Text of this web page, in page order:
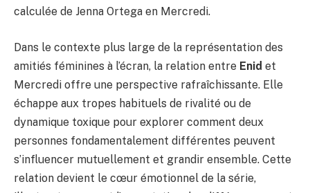
calculée de Jenna Ortega en Mercredi.
Dans le contexte plus large de la représentation des
amitiés féminines à l’écran, la relation entre Enid et
Mercredi offre une perspective rafraîchissante. Elle
échappe aux tropes habituels de rivalité ou de
dynamique toxique pour explorer comment deux
personnes fondamentalement différentes peuvent
s’influencer mutuellement et grandir ensemble. Cette
relation devient le cœur émotionnel de la série,